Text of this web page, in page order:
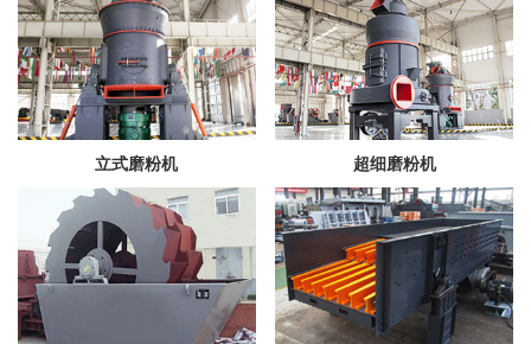
立式磨粉机 超细磨粉机